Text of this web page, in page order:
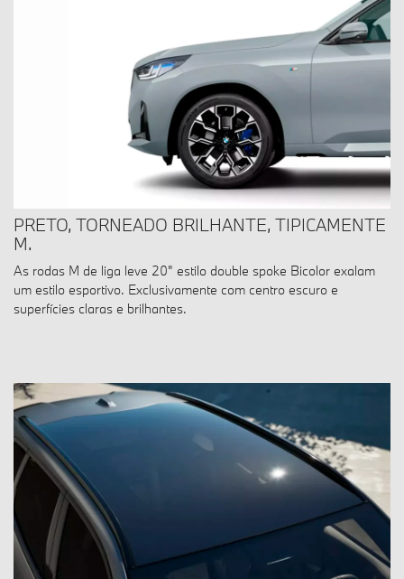
PRETO, TORNEADO BRILHANTE, TIPICAMENTE
M.
As rodas M de liga leve 20" estilo double spoke Bicolor exalam
um estilo esportivo. Exclusivamente com centro escuro e
superfícies claras e brilhantes.